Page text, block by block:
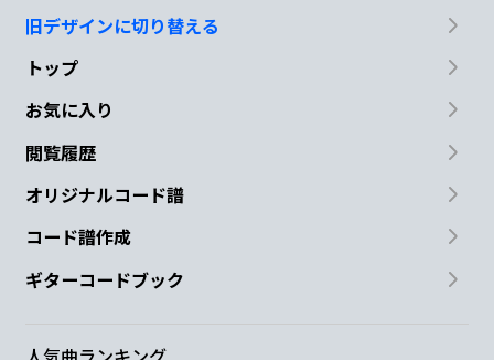
旧デザインに切り替える
トップ
お気に入り
閲覧履歴
オリジナルコード譜
コード譜作成
ギターコードブック